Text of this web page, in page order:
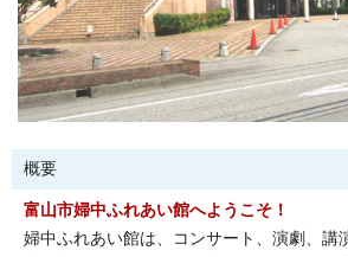
概要
富山市婦中ふれあい館へようこそ！
婦中ふれあい館は、コンサート、演劇、講